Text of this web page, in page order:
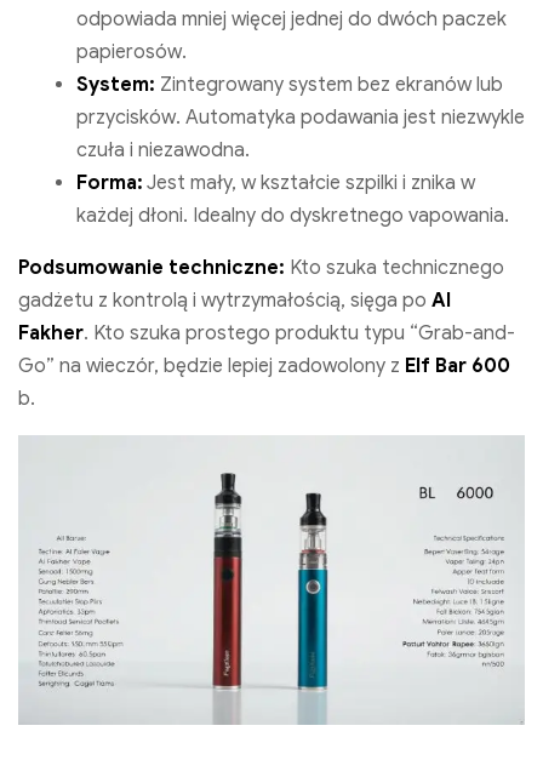
odpowiada mniej więcej jednej do dwóch paczek
papierosów.
System: Zintegrowany system bez ekranów lub
przycisków. Automatyka podawania jest niezwykle
czuła i niezawodna.
Forma: Jest mały, w kształcie szpilki i znika w
każdej dłoni. Idealny do dyskretnego vapowania.
Podsumowanie techniczne: Kto szuka technicznego
gadżetu z kontrolą i wytrzymałością, sięga po Al
Fakher. Kto szuka prostego produktu typu “Grab-and-
Go” na wieczór, będzie lepiej zadowolony z Elf Bar 600
b.